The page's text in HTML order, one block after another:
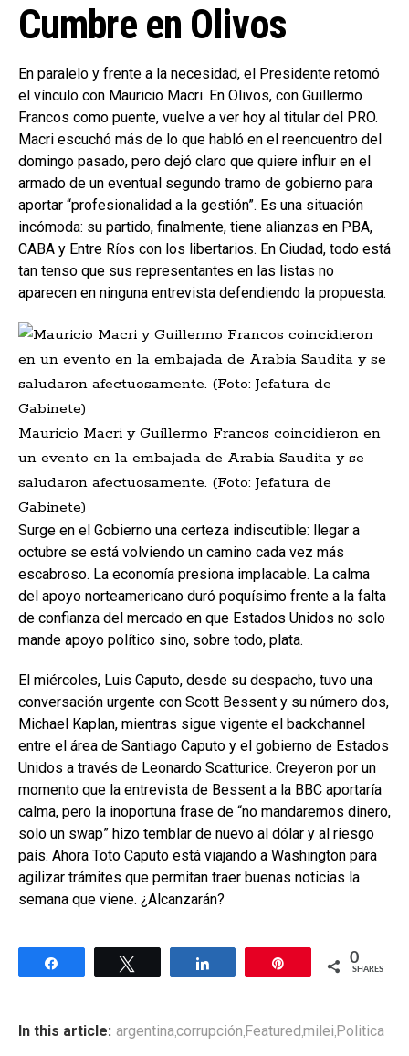
Cumbre en Olivos
En paralelo y frente a la necesidad, el Presidente retomó
el vínculo con Mauricio Macri. En Olivos, con Guillermo
Francos como puente, vuelve a ver hoy al titular del PRO.
Macri escuchó más de lo que habló en el reencuentro del
domingo pasado, pero dejó claro que quiere influir en el
armado de un eventual segundo tramo de gobierno para
aportar “profesionalidad a la gestión”. Es una situación
incómoda: su partido, finalmente, tiene alianzas en PBA,
CABA y Entre Ríos con los libertarios. En Ciudad, todo está
tan tenso que sus representantes en las listas no
aparecen en ninguna entrevista defendiendo la propuesta.
Mauricio Macri y Guillermo Francos coincidieron en
un evento en la embajada de Arabia Saudita y se
saludaron afectuosamente. (Foto: Jefatura de
Gabinete)
Surge en el Gobierno una certeza indiscutible: llegar a
octubre se está volviendo un camino cada vez más
escabroso. La economía presiona implacable. La calma
del apoyo norteamericano duró poquísimo frente a la falta
de confianza del mercado en que Estados Unidos no solo
mande apoyo político sino, sobre todo, plata.
El miércoles, Luis Caputo, desde su despacho, tuvo una
conversación urgente con Scott Bessent y su número dos,
Michael Kaplan, mientras sigue vigente el backchannel
entre el área de Santiago Caputo y el gobierno de Estados
Unidos a través de Leonardo Scatturice. Creyeron por un
momento que la entrevista de Bessent a la BBC aportaría
calma, pero la inoportuna frase de “no mandaremos dinero,
solo un swap” hizo temblar de nuevo al dólar y al riesgo
país. Ahora Toto Caputo está viajando a Washington para
agilizar trámites que permitan traer buenas noticias la
semana que viene. ¿Alcanzarán?
0
SHARES
In this article: argentina,corrupción,Featured,milei,Politica